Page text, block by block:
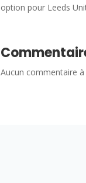
option pour Leeds
Aucun commentaire